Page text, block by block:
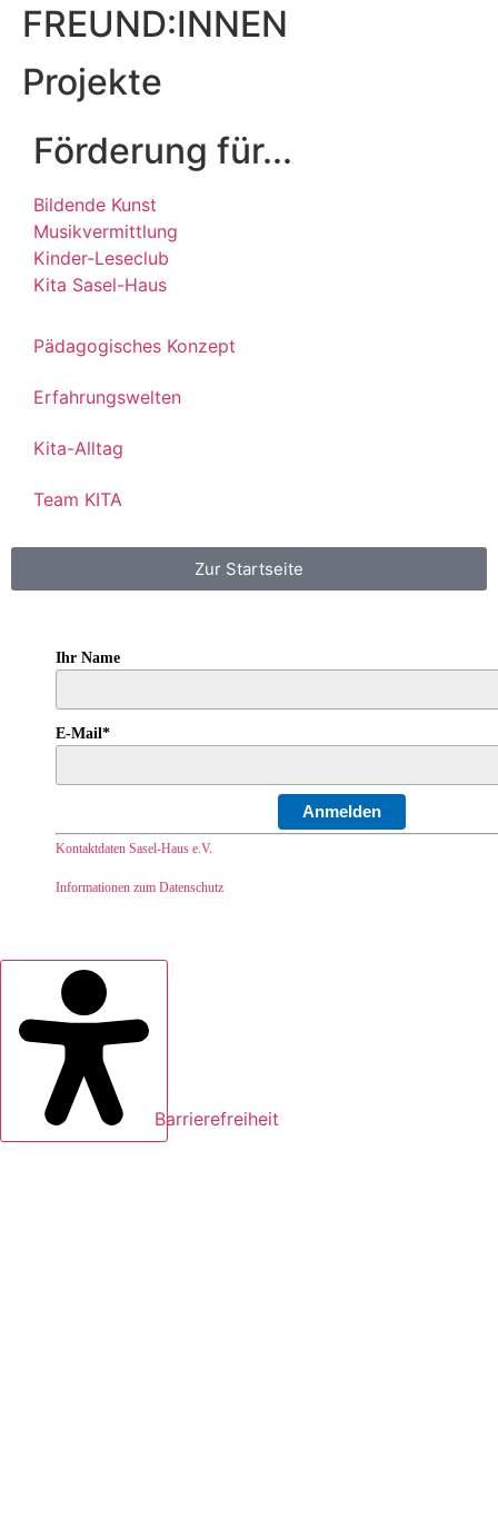
FREUND:INNEN
Projekte
Förderung für...
Bildende Kunst
Musikvermittlung
Kinder-Leseclub
Kita Sasel-Haus
Pädagogisches Konzept
Erfahrungswelten
Kita-Alltag
Team KITA
Zur Startseite
Ihr Name
E-Mail*
Anmelden
Kontaktdaten Sasel-Haus e.V.
Informationen zum Datenschutz
Barrierefreiheit